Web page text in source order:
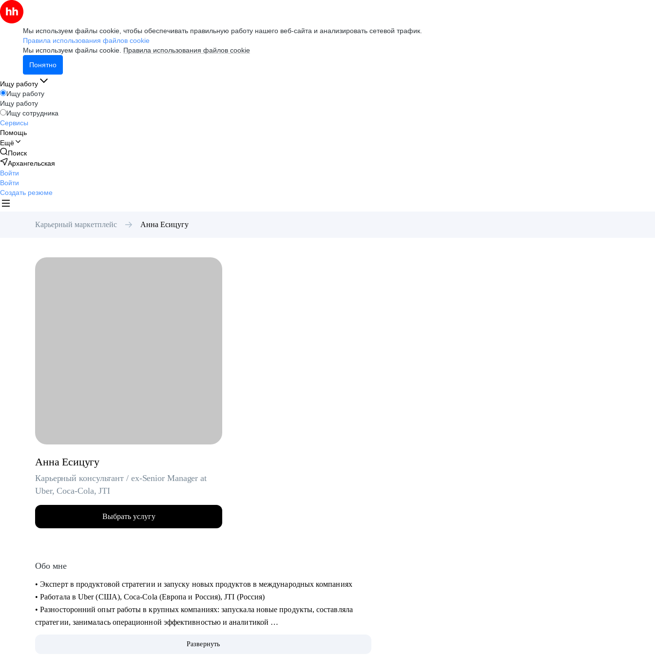
Мы используем файлы cookie, чтобы обеспечивать правильную работу нашего веб-сайта и анализировать сетевой трафик.
Правила использования файлов cookie
Мы используем файлы cookie. Правила использования файлов cookie
Понятно
Ищу работу
Ищу работу
Ищу работу
Ищу сотрудника
Сервисы
Помощь
Ещё
Поиск
Архангельская
Войти
Войти
Создать резюме
Карьерный маркетплейс Анна Есицугу
Анна Есицугу
Карьерный консультант / ex-Senior Manager at
Uber, Coca-Cola, JTI
Выбрать услугу
Обо мне
• Эксперт в продуктовой стратегии и запуску новых продуктов в международных компаниях
• Работала в Uber (США), Coca-Cola (Европа и Россия), JTI (Россия)
• Разносторонний опыт работы в крупных компаниях: запускала новые продукты, составляла
стратегии, занималась операционной эффективностью и аналитикой
дарксторов для линии косметики Дженнифер Энистон на Uber Eats
Развернуть